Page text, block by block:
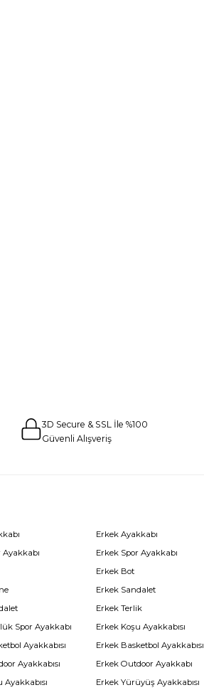
3D Secure & SSL İle %100
Güvenli Alışveriş
Ayakkabı
Spor Ayakkabı
Ayakkabısı
Ayakkabısı
Ayakkabısı
Erkek Ayakkabı
Erkek Spor Ayakkabı
Erkek Bot
Erkek Sandalet
Erkek Terlik
Erkek Koşu Ayakkabısı
Erkek Basketbol Ayakkabısı
Erkek Outdoor Ayakkabı
Erkek Yürüyüş Ayakkabısı